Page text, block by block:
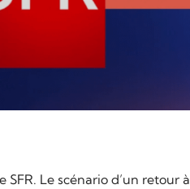
Le scénario d’un retour